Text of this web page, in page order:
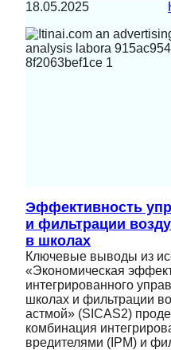
18.05.2025
Эффективность
и фильтрации
в школах
Ключевые выводы из
«Экономическая
интегрированного
школах и фильтрации
астмой» (SICAS2)
комбинация
вредителями (IPM) и